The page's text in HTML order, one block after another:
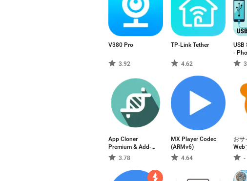
V380 Pro
3.92
TP-Link Tether
4.62
USB
-
App Cloner
Premium & Add-
ons 3.78
MX Player Codec
(ARMv6)
4.64
おサ
Web
携用)-